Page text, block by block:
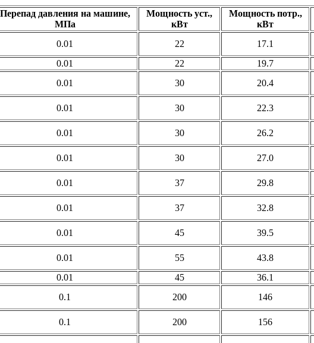
Перепад давления на машине,
МПа
Мощность уст.,
кВт
Мощность потр.,
кВт
0.01 22 17.1
0.01 22 19.7
0.01 30 20.4
0.01 30 22.3
0.01 30 26.2
0.01 30 27.0
0.01 37 29.8
0.01 37 32.8
0.01 45 39.5
0.01 55 43.8
0.01 45 36.1
0.1 200 146
0.1 200 156